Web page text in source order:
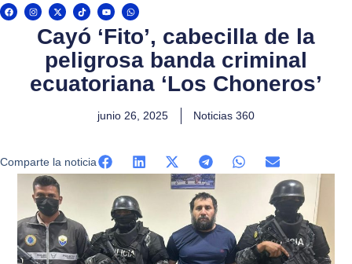
F
a
c
I
n
s
X
-
t
w
i
t
e
T
i
k
t
o
k
Y
o
u
t
u
e
W
h
a
t
s
p
p
Cayó ‘Fito’, cabecilla de la
peligrosa banda criminal
ecuatoriana ‘Los Choneros’
junio 26, 2025 Noticias 360
Comparte la noticia